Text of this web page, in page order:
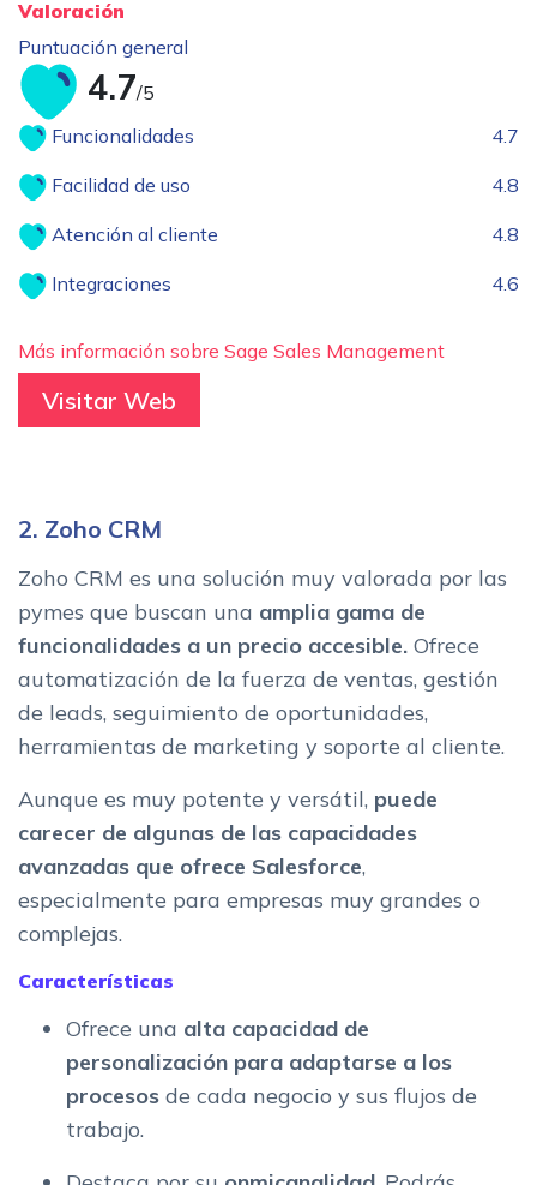
Valoración
Puntuación general
4.7/5
Funcionalidades
4.7
Facilidad de uso 4.8
Atención al cliente 4.8
Integraciones 4.6
Más información sobre Sage Sales Management
Visitar Web
2. Zoho CRM
Zoho CRM es una solución muy valorada por las
pymes que buscan una amplia gama de
funcionalidades a un precio accesible. Ofrece
automatización de la fuerza de ventas, gestión
de leads, seguimiento de oportunidades,
herramientas de marketing y soporte al cliente.
Aunque es muy potente y versátil, puede
carecer de algunas de las capacidades
avanzadas que ofrece Salesforce,
especialmente para empresas muy grandes o
complejas.
Características
Ofrece una alta capacidad de
personalización para adaptarse a los
procesos de cada negocio y sus flujos de
trabajo.